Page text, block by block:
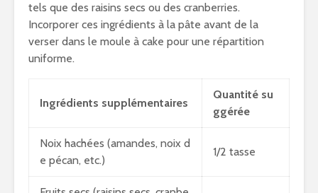
tels que des raisins secs ou des cranberries.
Incorporer ces ingrédients à la pâte avant de la
verser dans le moule à cake pour une répartition
uniforme.
Ingrédients supplémentaires
Quantité su
ggérée
Noix hachées (amandes, noix d
e pécan, etc.)
1/2 tasse